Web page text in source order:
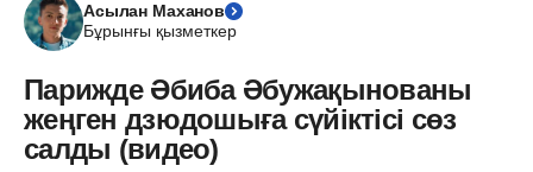
Асылан Маханов
Бұрынғы қызметкер
Парижде Әбиба Әбужақынованы
жеңген дзюдошыға сүйіктісі cөз
салды (видео)